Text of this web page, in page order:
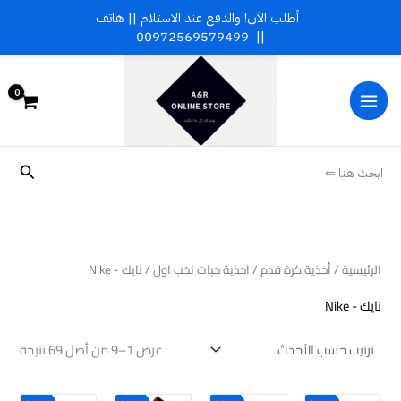
المحتوى
ابحث هنا ⇐
الرئيسية/أحذية كرة قدم/احذية حبات نخب اول/ نايك - Nike
نايك - Nike
عرض 1–9 من أصل 69 نتيجة
تم
أطلب الآن! والدفع عند الاستلام || هاتف
||
00972569579499